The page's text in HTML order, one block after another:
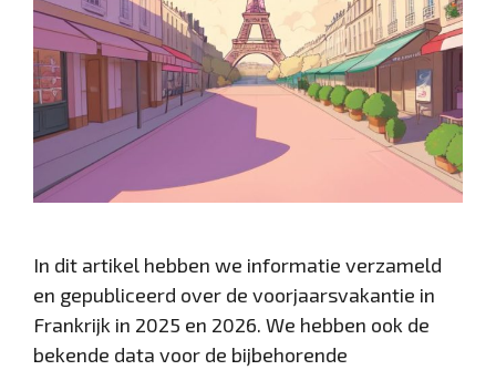
In dit artikel hebben we informatie verzameld
en gepubliceerd over de voorjaarsvakantie in
Frankrijk in 2025 en 2026. We hebben ook de
bekende data voor de bijbehorende